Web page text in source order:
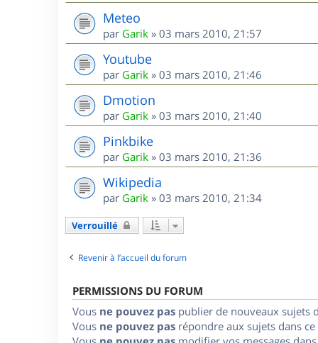
Meteo
par Garik » 03 mars 2010, 21:57
Youtube
par Garik » 03 mars 2010, 21:46
Dmotion
par Garik » 03 mars 2010, 21:40
Pinkbike
par Garik » 03 mars 2010, 21:36
Wikipedia
par Garik » 03 mars 2010, 21:34
Verrouillé
Revenir à l’accueil du forum
PERMISSIONS DU FORUM
Vous ne pouvez pas publier de nouveaux sujets
Vous ne pouvez pas répondre aux sujets dans